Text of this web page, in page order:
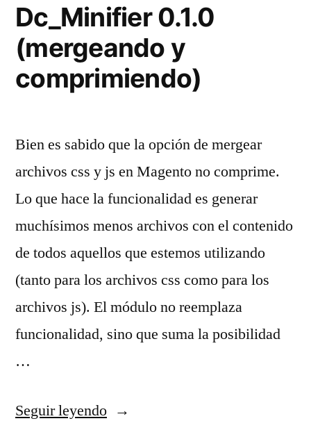
sass»
Dc_Minifier 0.1.0
(mergeando y
comprimiendo)
Bien es sabido que la opción de mergear
archivos css y js en Magento no comprime.
Lo que hace la funcionalidad es generar
muchísimos menos archivos con el contenido
de todos aquellos que estemos utilizando
(tanto para los archivos css como para los
archivos js). El módulo no reemplaza
funcionalidad, sino que suma la posibilidad
…
Seguir leyendo«Dc_Minifier